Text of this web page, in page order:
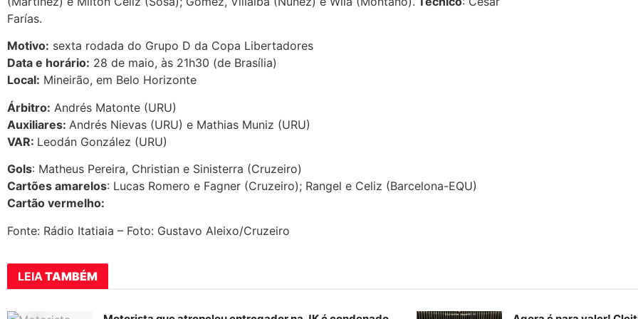
Farías.
Motivo: sexta rodada do Grupo D da Copa Libertadores
Data e horário: 28 de maio, às 21h30 (de Brasília)
Local: Mineirão, em Belo Horizonte
Árbitro: Andrés Matonte (URU)
Auxiliares: Andrés Nievas (URU) e Mathias Muniz (URU)
VAR: Leodán González (URU)
Gols: Matheus Pereira, Christian e Sinisterra (Cruzeiro)
Cartões amarelos: Lucas Romero e Fagner (Cruzeiro); Rangel e Celiz (Barcelona-EQU)
Cartão vermelho:
Fonte: Rádio Itatiaia – Foto: Gustavo Aleixo/Cruzeiro
LEIATAMBÉM